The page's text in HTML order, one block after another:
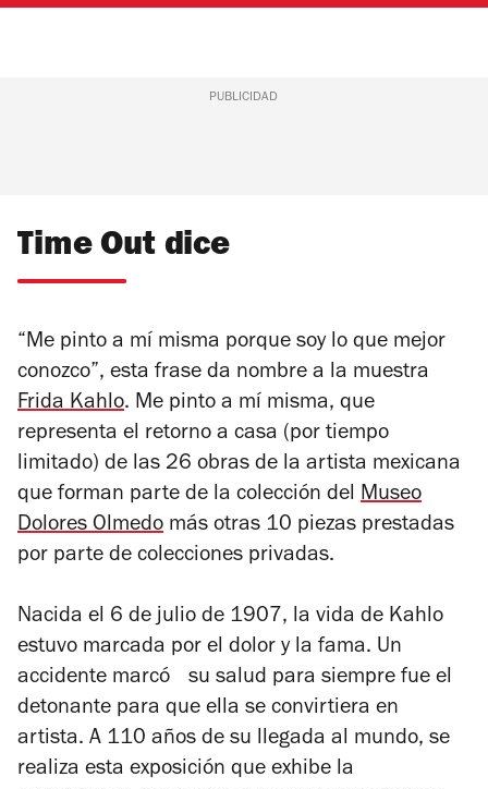
PUBLICIDAD
Time Out dice
“Me pinto a mí misma porque soy lo que mejor
conozco”, esta frase da nombre a la muestra
Frida Kahlo. Me pinto a mí misma, que
representa el retorno a casa (por tiempo
limitado) de las 26 obras de la artista mexicana
que forman parte de la colección del Museo
Dolores Olmedo más otras 10 piezas prestadas
por parte de colecciones privadas.
Nacida el 6 de julio de 1907, la vida de Kahlo
estuvo marcada por el dolor y la fama. Un
accidente marcó su salud para siempre fue el
detonante para que ella se convirtiera en
artista. A 110 años de su llegada al mundo, se
realiza esta exposición que exhibe la